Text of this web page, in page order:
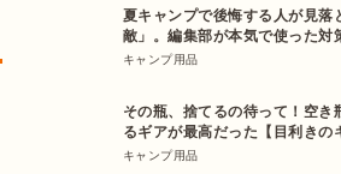
夏キャンプで後悔する人が見落
敵」。編集部が本気で使った対
キャンプ用品
その瓶、捨てるの待って！空き
るギアが最高だった【目利きの
キャンプ用品